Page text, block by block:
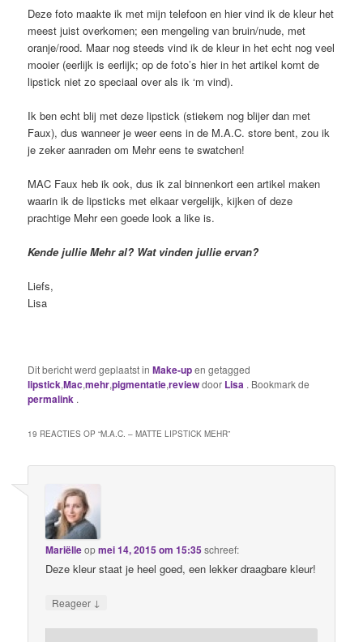
Deze foto maakte ik met mijn telefoon en hier vind ik de kleur het
meest juist overkomen; een mengeling van bruin/nude, met
oranje/rood. Maar nog steeds vind ik de kleur in het echt nog veel
mooier (eerlijk is eerlijk; op de foto’s hier in het artikel komt de
lipstick niet zo speciaal over als ik ‘m vind).
Ik ben echt blij met deze lipstick (stiekem nog blijer dan met
Faux), dus wanneer je weer eens in de M.A.C. store bent, zou ik
je zeker aanraden om Mehr eens te swatchen!
MAC Faux heb ik ook, dus ik zal binnenkort een artikel maken
waarin ik de lipsticks met elkaar vergelijk, kijken of deze
prachtige Mehr een goede look a like is.
Kende jullie Mehr al? Wat vinden jullie ervan?
Liefs,
Lisa
Dit bericht werd geplaatst inMake-upen getagged
lipstick,Mac,mehr,pigmentatie,reviewdoor Lisa . Bookmark de
permalink .
19 REACTIES OP “M.A.C. – MATTE LIPSTICK MEHR”
Mariëlleopmei 14, 2015 om 15:35 schreef:
Deze kleur staat je heel goed, een lekker draagbare kleur!
Reageer ↓